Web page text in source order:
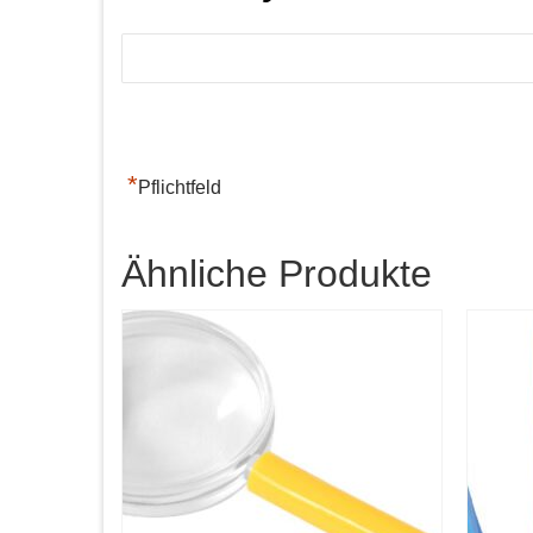
*Pflichtfeld
Ähnliche Produkte